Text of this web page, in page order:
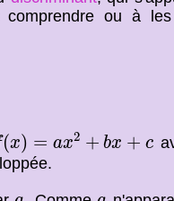
ou à les
(x) = ax2 + bx + c
x = +b x +c
a a